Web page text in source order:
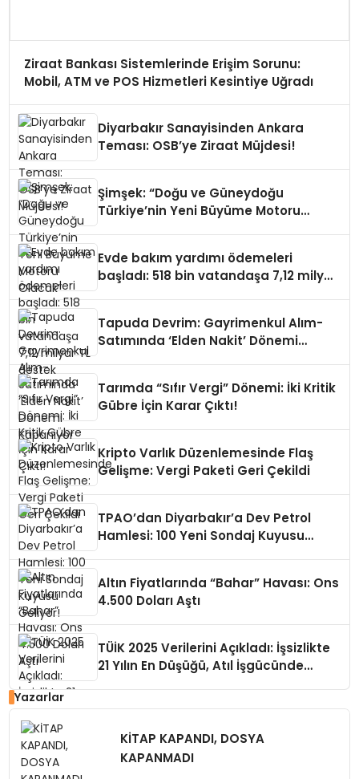
Ziraat Bankası Sistemlerinde Erişim Sorunu:
Mobil, ATM ve POS Hizmetleri Kesintiye Uğradı
Diyarbakır Sanayisinden Ankara
Teması: OSB’ye Ziraat Müjdesi!
Şimşek: “Doğu ve Güneydoğu
Türkiye’nin Yeni Büyüme Motoru
Evde bakım yardımı ödemeleri
başladı: 518 bin vatandaşa 7,12 milyar
Tapuda Devrim: Gayrimenkul Alım-
Satımında ‘Elden Nakit’ Dönemi
Tarımda “Sıfır Vergi” Dönemi: İki Kritik
Gübre İçin Karar Çıktı!
Kripto Varlık Düzenlemesinde Flaş
Gelişme: Vergi Paketi Geri Çekildi
TPAO’dan Diyarbakır’a Dev Petrol
Hamlesi: 100 Yeni Sondaj Kuyusu
Altın Fiyatlarında “Bahar” Havası: Ons
4.500 Doları Aştı
TÜİK 2025 Verilerini Açıkladı: İşsizlikte
21 Yılın En Düşüğü, Atıl İşgücünde
Yazarlar
KİTAP KAPANDI, DOSYA
KAPANMADI